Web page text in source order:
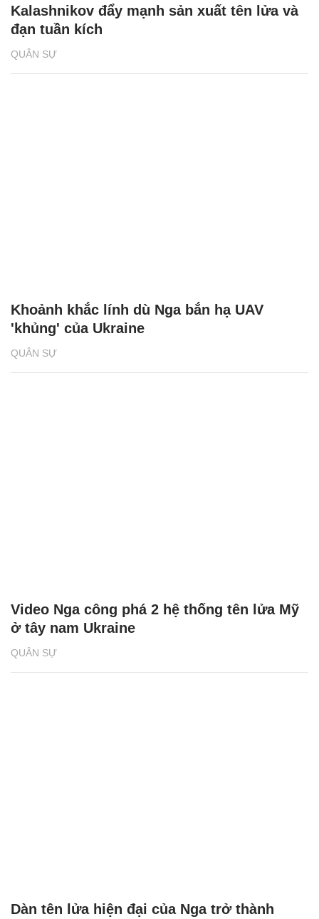
QUÂN SỰ
Kalashnikov đẩy mạnh sản xuất tên lửa và
đạn tuần kích
QUÂN SỰ
Khoảnh khắc lính dù Nga bắn hạ UAV
'khủng' của Ukraine
QUÂN SỰ
Video Nga công phá 2 hệ thống tên lửa Mỹ
ở tây nam Ukraine
Dàn tên lửa hiện đại của Nga trở thành